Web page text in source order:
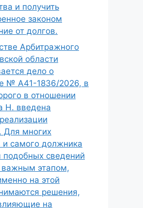
и получить
законом
от долгов.
Арбитражного
области
дело о
№ А41-1836/2026, в
в отношении
Н. введена
Для многих
и самого должника
подобных сведений
важным этапом,
на этой
решения,
на